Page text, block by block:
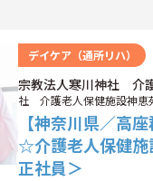
デイケア（通所リハ）
宗教法人寒川神社 介
社 介護老人保健施設神恵
【神奈川県／高
☆介護老人保健施
正社員＞